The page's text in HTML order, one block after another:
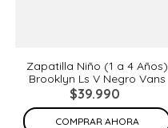
Zapatilla Niño (1 a 4 Años)
Brooklyn Ls V Negro Vans
$39.990
COMPRAR AHORA